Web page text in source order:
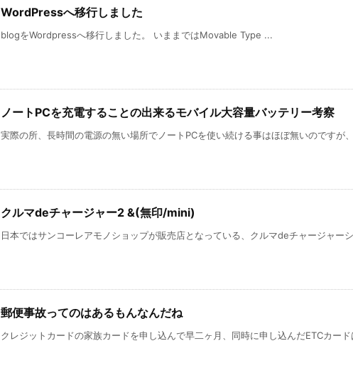
WordPressへ移行しました
blogをWordpressへ移行しました。 いままではMovable Type ...
ノートPCを充電することの出来るモバイル大容量バッテリー考察
実際の所、長時間の電源の無い場所でノートPCを使い続ける事はほぼ無いのですが
クルマdeチャージャー2 &(無印/mini)
日本ではサンコーレアモノショップが販売店となっている、クルマdeチャージャー
郵便事故ってのはあるもんなんだね
クレジットカードの家族カードを申し込んで早二ヶ月、同時に申し込んだETCカー